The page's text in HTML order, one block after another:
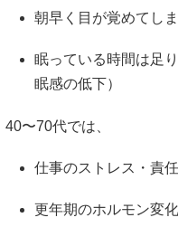
朝早く目が覚めてし
眠っている時間は足
眠感の低下）
40〜70代では、
仕事のストレス・責
更年期のホルモン変